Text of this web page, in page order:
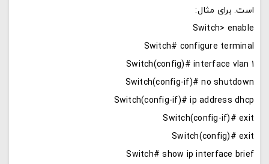
است. برای مثال:
Switch> enable
Switch# configure terminal
Switch(config)# interface vlan 1
Switch(config-if)# no shutdown
Switch(config-if)# ip address dhcp
Switch(config-if)# exit
Switch(config)# exit
Switch# show ip interface brief